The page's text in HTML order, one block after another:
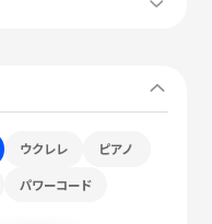
ウクレレ ピアノ
パワーコード